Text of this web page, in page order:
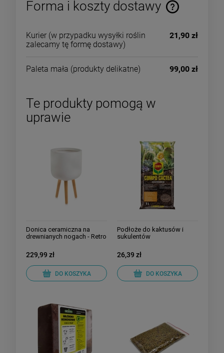
Forma i koszty dostawy
Kurier (w przypadku wysyłki roślin
zalecamy tę formę dostawy)
21,90 zł
Paleta mała (produkty delikatne) 99,00 zł
Te produkty pomogą w
uprawie
Donica ceramiczna na
drewnianych nogach - Retro
229,99 zł
DO KOSZYKA
Podłoże do kaktusów i
sukulentów
26,39 zł
DO KOSZYKA